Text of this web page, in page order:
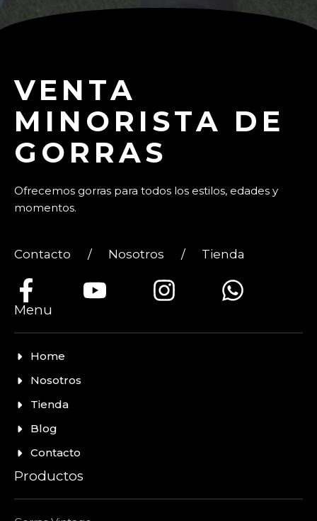
VENTA
MINORISTA DE
GORRAS
Ofrecemos gorras para todos los estilos, edades y
momentos.
Contacto / Nosotros / Tienda
Menu
Home
Nosotros
Tienda
Blog
Contacto
Productos